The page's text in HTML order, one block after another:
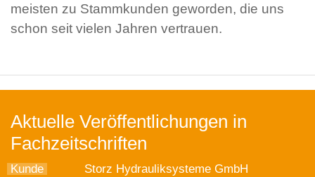
meisten zu Stammkunden geworden, die uns
schon seit vielen Jahren vertrauen.
Aktuelle Veröffentlichungen in
Fachzeitschriften
Kunde
Storz Hydrauliksysteme GmbH